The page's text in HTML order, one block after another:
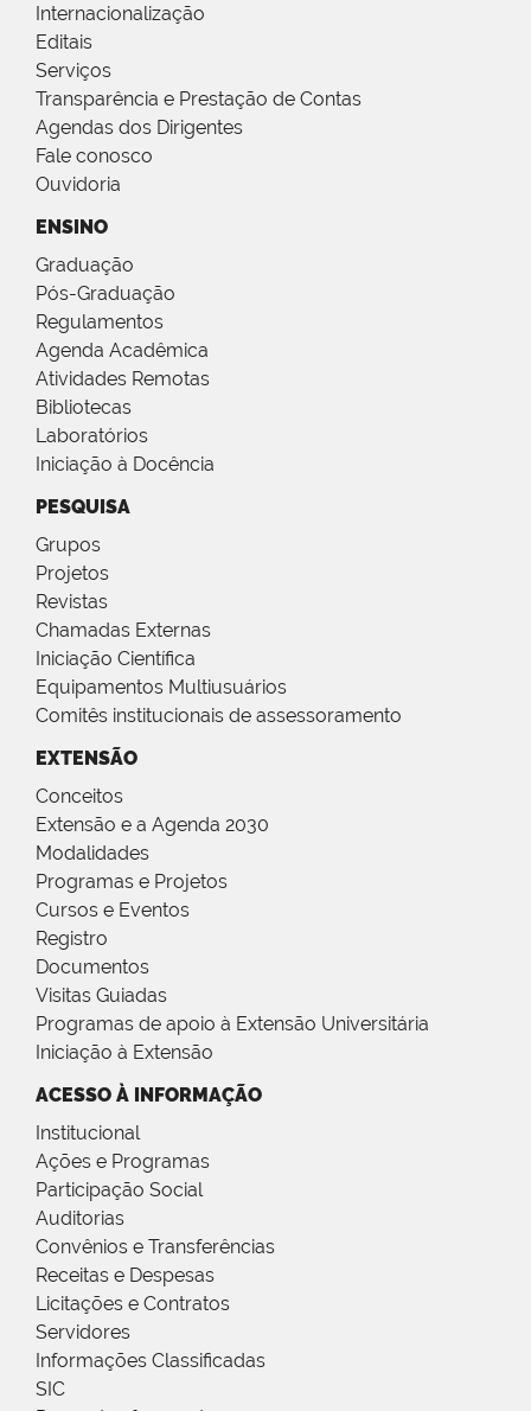
Internacionalização
Editais
Serviços
Transparência e Prestação de Contas
Agendas dos Dirigentes
Fale conosco
Ouvidoria
ENSINO
Graduação
Pós-Graduação
Regulamentos
Agenda Acadêmica
Atividades Remotas
Bibliotecas
Laboratórios
Iniciação à Docência
PESQUISA
Grupos
Projetos
Revistas
Chamadas Externas
Iniciação Científica
Equipamentos Multiusuários
Comitês institucionais de assessoramento
EXTENSÃO
Conceitos
Extensão e a Agenda 2030
Modalidades
Programas e Projetos
Cursos e Eventos
Registro
Documentos
Visitas Guiadas
Programas de apoio à Extensão Universitária
Iniciação à Extensão
ACESSO À INFORMAÇÃO
Institucional
Ações e Programas
Participação Social
Auditorias
Convênios e Transferências
Receitas e Despesas
Licitações e Contratos
Servidores
Informações Classificadas
SIC